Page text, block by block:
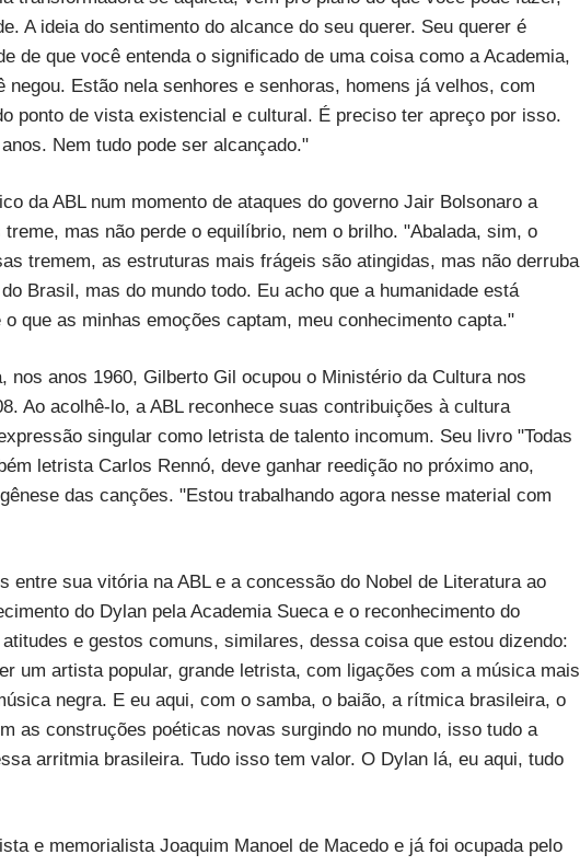
A ideia do sentimento do alcance do seu querer. Seu querer é
de que você entenda o significado de uma coisa como a Academia,
Estão nela senhores e senhoras, homens já velhos, com
ponto de vista existencial e cultural. É preciso ter apreço por isso.
Nem tudo pode ser alcançado."
da ABL num momento de ataques do governo Jair Bolsonaro a
mas não perde o equilíbrio, nem o brilho. "Abalada, sim, o
tremem, as estruturas mais frágeis são atingidas, mas não derruba
Brasil, mas do mundo todo. Eu acho que a humanidade está
que as minhas emoções captam, meu conhecimento capta."
anos 1960, Gilberto Gil ocupou o Ministério da Cultura nos
Ao acolhê-lo, a ABL reconhece suas contribuições à cultura
singular como letrista de talento incomum. Seu livro "Todas
letrista Carlos Rennó, deve ganhar reedição no próximo ano,
das canções. "Estou trabalhando agora nesse material com
sua vitória na ABL e a concessão do Nobel de Literatura ao
do Dylan pela Academia Sueca e o reconhecimento do
e gestos comuns, similares, dessa coisa que estou dizendo:
um artista popular, grande letrista, com ligações com a música mais
negra. E eu aqui, com o samba, o baião, a rítmica brasileira, o
as construções poéticas novas surgindo no mundo, isso tudo a
arritmia brasileira. Tudo isso tem valor. O Dylan lá, eu aqui, tudo
e memorialista Joaquim Manoel de Macedo e já foi ocupada pelo